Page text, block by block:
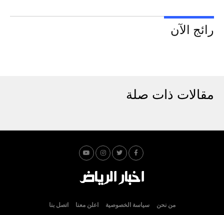
رائج الآن
مقالات ذات صلة
من نحن سياسة الخصوصية اعلن معنا اتصل بنا